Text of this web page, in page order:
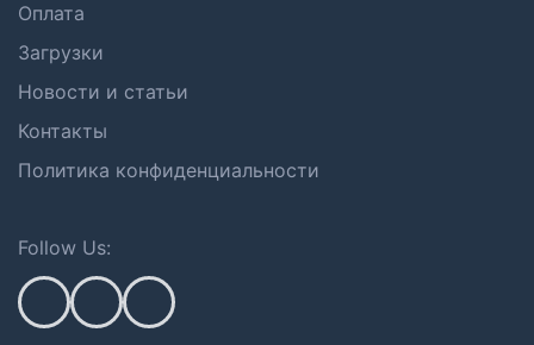
Оплата
Загрузки
Новости и статьи
Контакты
Политика конфиденциальности
Follow Us: